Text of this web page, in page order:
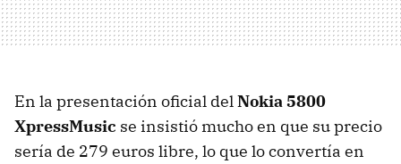
En la presentación oficial delNokia 5800
XpressMusic se insistió mucho en que su precio
sería de 279 euros libre, lo que lo convertía en